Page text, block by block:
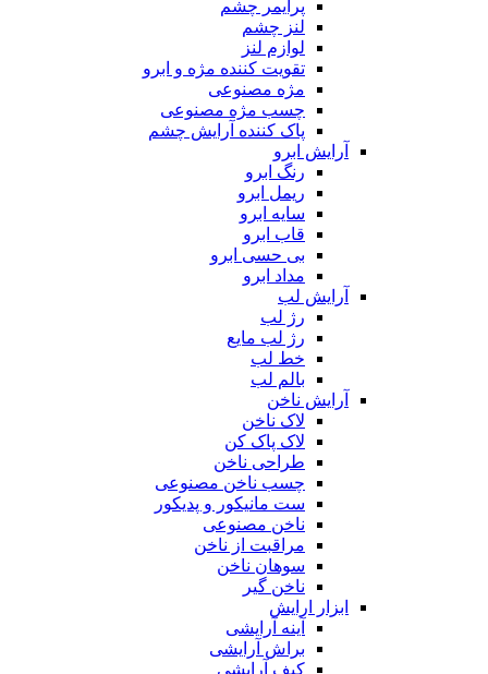
پرایمر چشم
لنز چشم
لوازم لنز
تقویت کننده مژه و ابرو
مژه مصنوعی
چسب مژه مصنوعی
پاک کننده آرایش چشم
آرایش ابرو
رنگ ابرو
ریمل ابرو
سایه ابرو
قاب ابرو
بی حسی ابرو
مداد ابرو
آرایش لب
رژ لب
رژ لب مایع
خط لب
بالم لب
آرایش ناخن
لاک ناخن
لاک پاک کن
طراحی ناخن
چسب ناخن مصنوعی
ست مانیکور و پدیکور
ناخن مصنوعی
مراقبت از ناخن
سوهان ناخن
ناخن گیر
ابزار ارایش
آینه آرایشی
براش آرایشی
کیف آرایشی